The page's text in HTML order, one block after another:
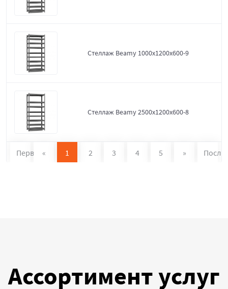
Стеллаж Beamy 1000x1200x600-9
Стеллаж Beamy 2500x1200x600-8
Первая « 1 2 3 4 5 »
Ассортимент услуг